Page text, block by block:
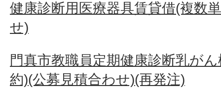
健康診断用医療器具賃貸借(複数
せ)
門真市教職員定期健康診断乳が
約)(公募見積合わせ)(再発注)